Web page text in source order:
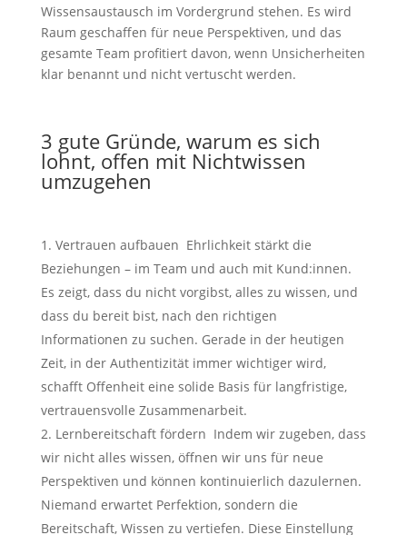
Wissensaustausch im Vordergrund stehen. Es wird
Raum geschaffen für neue Perspektiven, und das
gesamte Team profitiert davon, wenn Unsicherheiten
klar benannt und nicht vertuscht werden.
3 gute Gründe, warum es sich
lohnt, offen mit Nichtwissen
umzugehen
Vertrauen aufbauen Ehrlichkeit stärkt die
Beziehungen – im Team und auch mit Kund:innen.
Es zeigt, dass du nicht vorgibst, alles zu wissen, und
dass du bereit bist, nach den richtigen
Informationen zu suchen. Gerade in der heutigen
Zeit, in der Authentizität immer wichtiger wird,
schafft Offenheit eine solide Basis für langfristige,
vertrauensvolle Zusammenarbeit.
Lernbereitschaft fördern Indem wir zugeben, dass
wir nicht alles wissen, öffnen wir uns für neue
Perspektiven und können kontinuierlich dazulernen.
Niemand erwartet Perfektion, sondern die
Bereitschaft, Wissen zu vertiefen. Diese Einstellung